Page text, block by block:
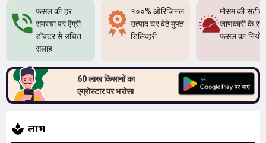
फसल की हर
समस्या पर ऍग्री
डॉक्टर से उचित
सलाह
१००% ओरिजिनल
उत्पाद घर बेठे मुफ्त
डिलिव्हरी
मौसम की सटीक
जाणकारी के
फसल का
60 लाख किसानों का
एग्रोस्टार पर भरोसा
लाभ